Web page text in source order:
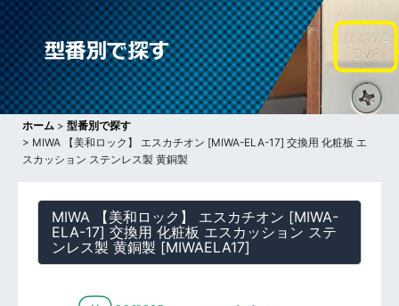
ホーム > 型番別で探す
> MIWA 【美和ロック】 エスカチオン [MIWA-ELA-17] 交換用 化粧板 エ
スカッション ステンレス製 黄銅製
MIWA 【美和ロック】 エスカチオン [MIWA-
ELA-17] 交換用 化粧板 エスカッション ステ
ンレス製 黄銅製 [MIWAELA17]